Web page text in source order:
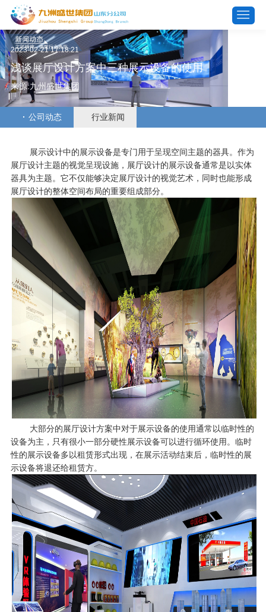
2023-02-21 17:18:21
浅谈展厅设计方案中三种展示设备的使用
来源:九州盛世集团
公司动态 行业新闻
展示设计中的展示设备是专门用于呈现空间主题的器具。作为
展厅设计主题的视觉呈现设施，展厅设计的展示设备通常是以实体
器具为主题。它不仅能够决定展厅设计的视觉艺术，同时也能形成
展厅设计的整体空间布局的重要组成部分。
大部分的展厅设计方案中对于展示设备的使用通常以临时性的
设备为主，只有很小一部分硬性展示设备可以进行循环使用。临时
性的展示设备多以租赁形式出现，在展示活动结束后，临时性的展
示设备将退还给租赁方。